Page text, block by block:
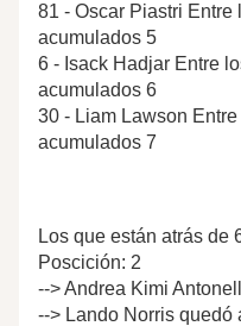
81 - Oscar Piastri Entre
acumulados 5
6 - Isack Hadjar Entre
acumulados 6
30 - Liam Lawson
acumulados 7
Los que están atrás de
Poscición: 2
--> Andrea Kimi
--> Lando Norris quedó